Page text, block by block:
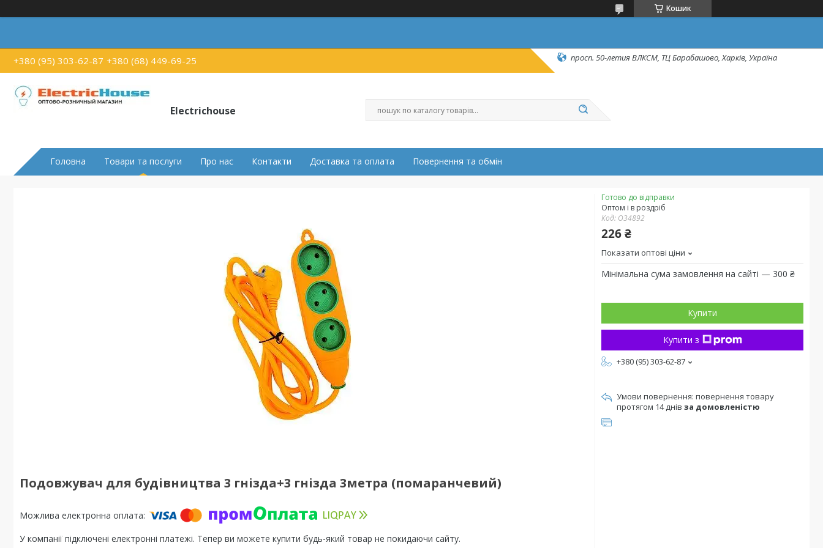
Кошик
+380 (95) 303-62-87 +380 (68) 449-69-25 просп. 50-летия ВЛКСМ, ТЦ Барабашово, Харків, Україна
Electrichouse
Головна Товари та послуги Про нас Контакти Доставка та оплата Повернення та обмін
Подовжувач для будівництва 3 гнізда+3 гнізда 3метра (помаранчевий)
У компанії підключені електронні платежі. Тепер ви можете купити будь-який товар не покидаючи сайту.
Готово до відправки
Оптом і в роздріб
Код: O34892
226 ₴
Показати оптові ціни
Мінімальна сума замовлення на сайті — 300 ₴
Купити
Купити з
+380 (95) 303-62-87
повернення товару
протягом 14 днів за домовленістю